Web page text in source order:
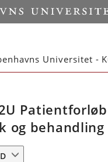
Universitet -
og behandling